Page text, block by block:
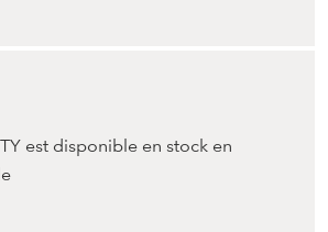
est disponible en stock en